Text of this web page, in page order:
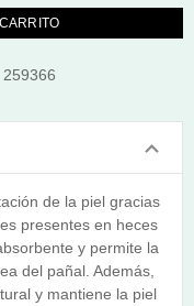
259366
de la piel gracias
presentes en heces
y permite la
del pañal. Además,
y mantiene la piel